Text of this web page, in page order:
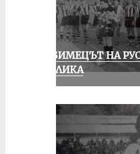
ЛЮБИМЕЦЪТ НА
ПУБЛИКА